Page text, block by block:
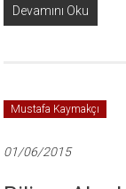
Devamını Oku
Mustafa Kaymakçı
01/06/2015